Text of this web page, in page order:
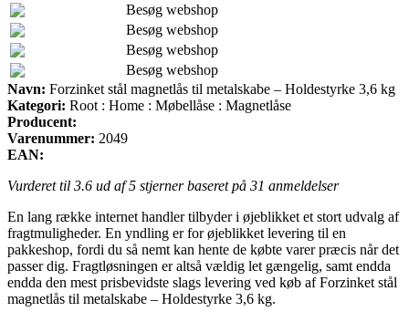
Besøg webshop
Besøg webshop
Besøg webshop
Besøg webshop
Navn: Forzinket stål magnetlås til metalskabe – Holdestyrke 3,6 kg
Kategori: Root : Home : Møbellåse : Magnetlåse
Producent:
Varenummer: 2049
EAN:
Vurderet til 3.6 ud af 5 stjerner baseret på 31 anmeldelser
En lang række internet handler tilbyder i øjeblikket et stort udvalg af
fragtmuligheder. En yndling er for øjeblikket levering til en
pakkeshop, fordi du så nemt kan hente de købte varer præcis når det
passer dig. Fragtløsningen er altså vældig let gængelig, samt endda
endda den mest prisbevidste slags levering ved køb af Forzinket stål
magnetlås til metalskabe – Holdestyrke 3,6 kg.